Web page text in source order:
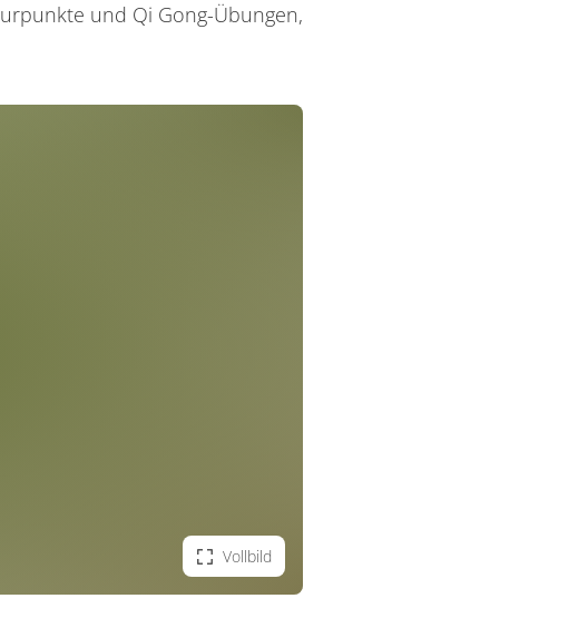
und Qi Gong-Übungen,
Vollbild